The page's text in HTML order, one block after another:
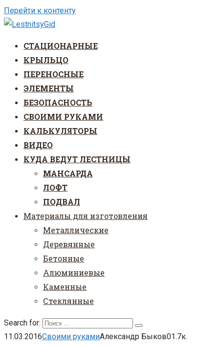
Перейти к контенту
СТАЦИОНАРНЫЕ
КРЫЛЬЦО
ПЕРЕНОСНЫЕ
ЭЛЕМЕНТЫ
БЕЗОПАСНОСТЬ
СВОИМИ РУКАМИ
КАЛЬКУЛЯТОРЫ
ВИДЕО
КУДА ВЕДУТ ЛЕСТНИЦЫ
МАНСАРДА
ЛОФТ
ПОДВАЛ
Материалы для изготовления
Металлические
Деревянные
Бетонные
Алюминиевые
Каменные
Стеклянные
Search for:
11.03.2016Своими рукамиАлександр Быков01.7к.